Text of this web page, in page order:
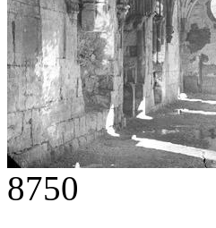
8750